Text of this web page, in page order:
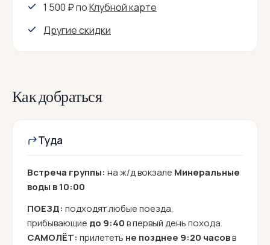
1 500 ₽поКлубной карте
Другие скидки
Как добраться
Туда
Встреча группы: на ж/д вокзале Минеральные
воды в 10:00
ПОЕЗД: подходят любые поезда,
прибывающие до 9:40в первый день похода.
САМОЛЁТ: прилететь не позднее 9:20 часовв